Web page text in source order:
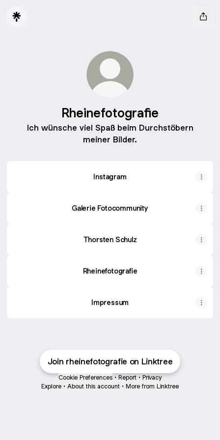
Rheinefotografie
Ich wünsche viel Spaß beim Durchstöbern
meiner Bilder.
Instagram
Galerie Fotocommunity
Thorsten Schulz
Rheinefotografie
Impressum
Join rheinefotografie on Linktree
Cookie Preferences • Report • Privacy
Explore • About this account • More from Linktree